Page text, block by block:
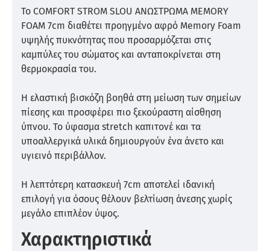
Το COMFORT STROM SLOU ΑΝΩΣΤΡΩΜΑ MEMORY
FOAM 7cm διαθέτει προηγμένο αφρό Memory Foam
υψηλής πυκνότητας που προσαρμόζεται στις
καμπύλες του σώματος και ανταποκρίνεται στη
θερμοκρασία του.
Η ελαστική βισκόζη βοηθά στη μείωση των σημείων
πίεσης και προσφέρει πιο ξεκούραστη αίσθηση
ύπνου. Το ύφασμα stretch καπιτονέ και τα
υποαλλεργικά υλικά δημιουργούν ένα άνετο και
υγιεινό περιβάλλον.
Η λεπτότερη κατασκευή 7cm αποτελεί ιδανική
επιλογή για όσους θέλουν βελτίωση άνεσης χωρίς
μεγάλο επιπλέον ύψος.
Χαρακτηριστικά